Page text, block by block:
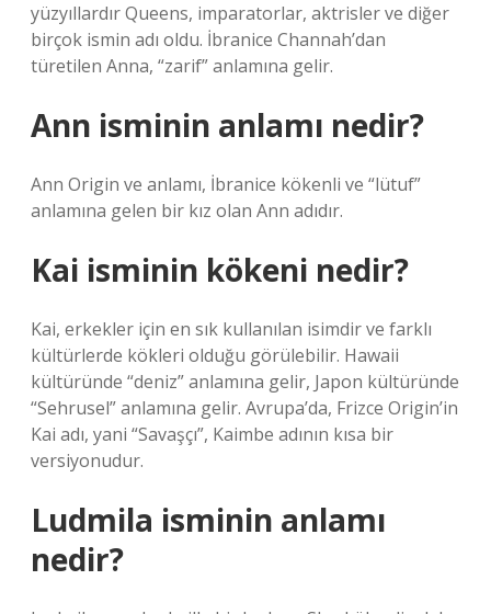
yüzyıllardır Queens, imparatorlar, aktrisler ve diğer
birçok ismin adı oldu. İbranice Channah’dan
türetilen Anna, “zarif” anlamına gelir.
Ann isminin anlamı nedir?
Ann Origin ve anlamı, İbranice kökenli ve “lütuf”
anlamına gelen bir kız olan Ann adıdır.
Kai isminin kökeni nedir?
Kai, erkekler için en sık kullanılan isimdir ve farklı
kültürlerde kökleri olduğu görülebilir. Hawaii
kültüründe “deniz” anlamına gelir, Japon kültüründe
“Sehrusel” anlamına gelir. Avrupa’da, Frizce Origin’in
Kai adı, yani “Savaşçı”, Kaimbe adının kısa bir
versiyonudur.
Ludmila isminin anlamı
nedir?